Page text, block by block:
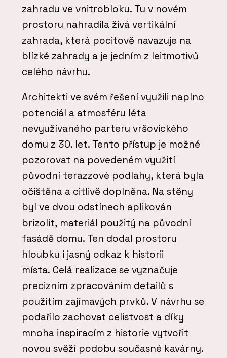
zahradu ve vnitrobloku. Tu v novém
prostoru nahradila živá vertikální
zahrada, která pocitově navazuje na
blízké zahrady a je jedním z leitmotivů
celého návrhu.
Architekti ve svém řešení využili naplno
potenciál a atmosféru léta
nevyužívaného parteru vršovického
domu z 30. let. Tento přístup je možné
pozorovat na povedeném využití
původní terazzové podlahy, která byla
očištěna a citlivě doplněna. Na stěny
byl ve dvou odstínech aplikován
brizolit, materiál použitý na původní
fasádě domu. Ten dodal prostoru
hloubku i jasný odkaz k historii
místa. Celá realizace se vyznačuje
precizním zpracováním detailů s
použitím zajímavých prvků. V návrhu se
podařilo zachovat celistvost a díky
mnoha inspiracím z historie vytvořit
novou svěží podobu současné kavárny.